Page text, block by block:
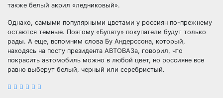
также белый акрил «ледниковый».
Однако, самыми популярными цветами у россиян по-прежнему
остаются темные. Поэтому «Булату» покупатели будут только
рады. А еще, вспомним слова Бу Андерссона, который,
находясь на посту президента АВТОВАЗа, говорил, что
покрасить автомобиль можно в любой цвет, но россияне все
равно выберут белый, черный или серебристый.